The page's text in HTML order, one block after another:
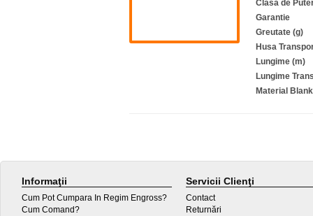
Clasa de
Garantie
Greutate (g)
Husa
Lungime (m)
Lungime
Material Blank
Informaţii
Cum Pot Cumpara In Regim Engross?
Cum Comand?
Servicii Clienţi
Contact
Returnări